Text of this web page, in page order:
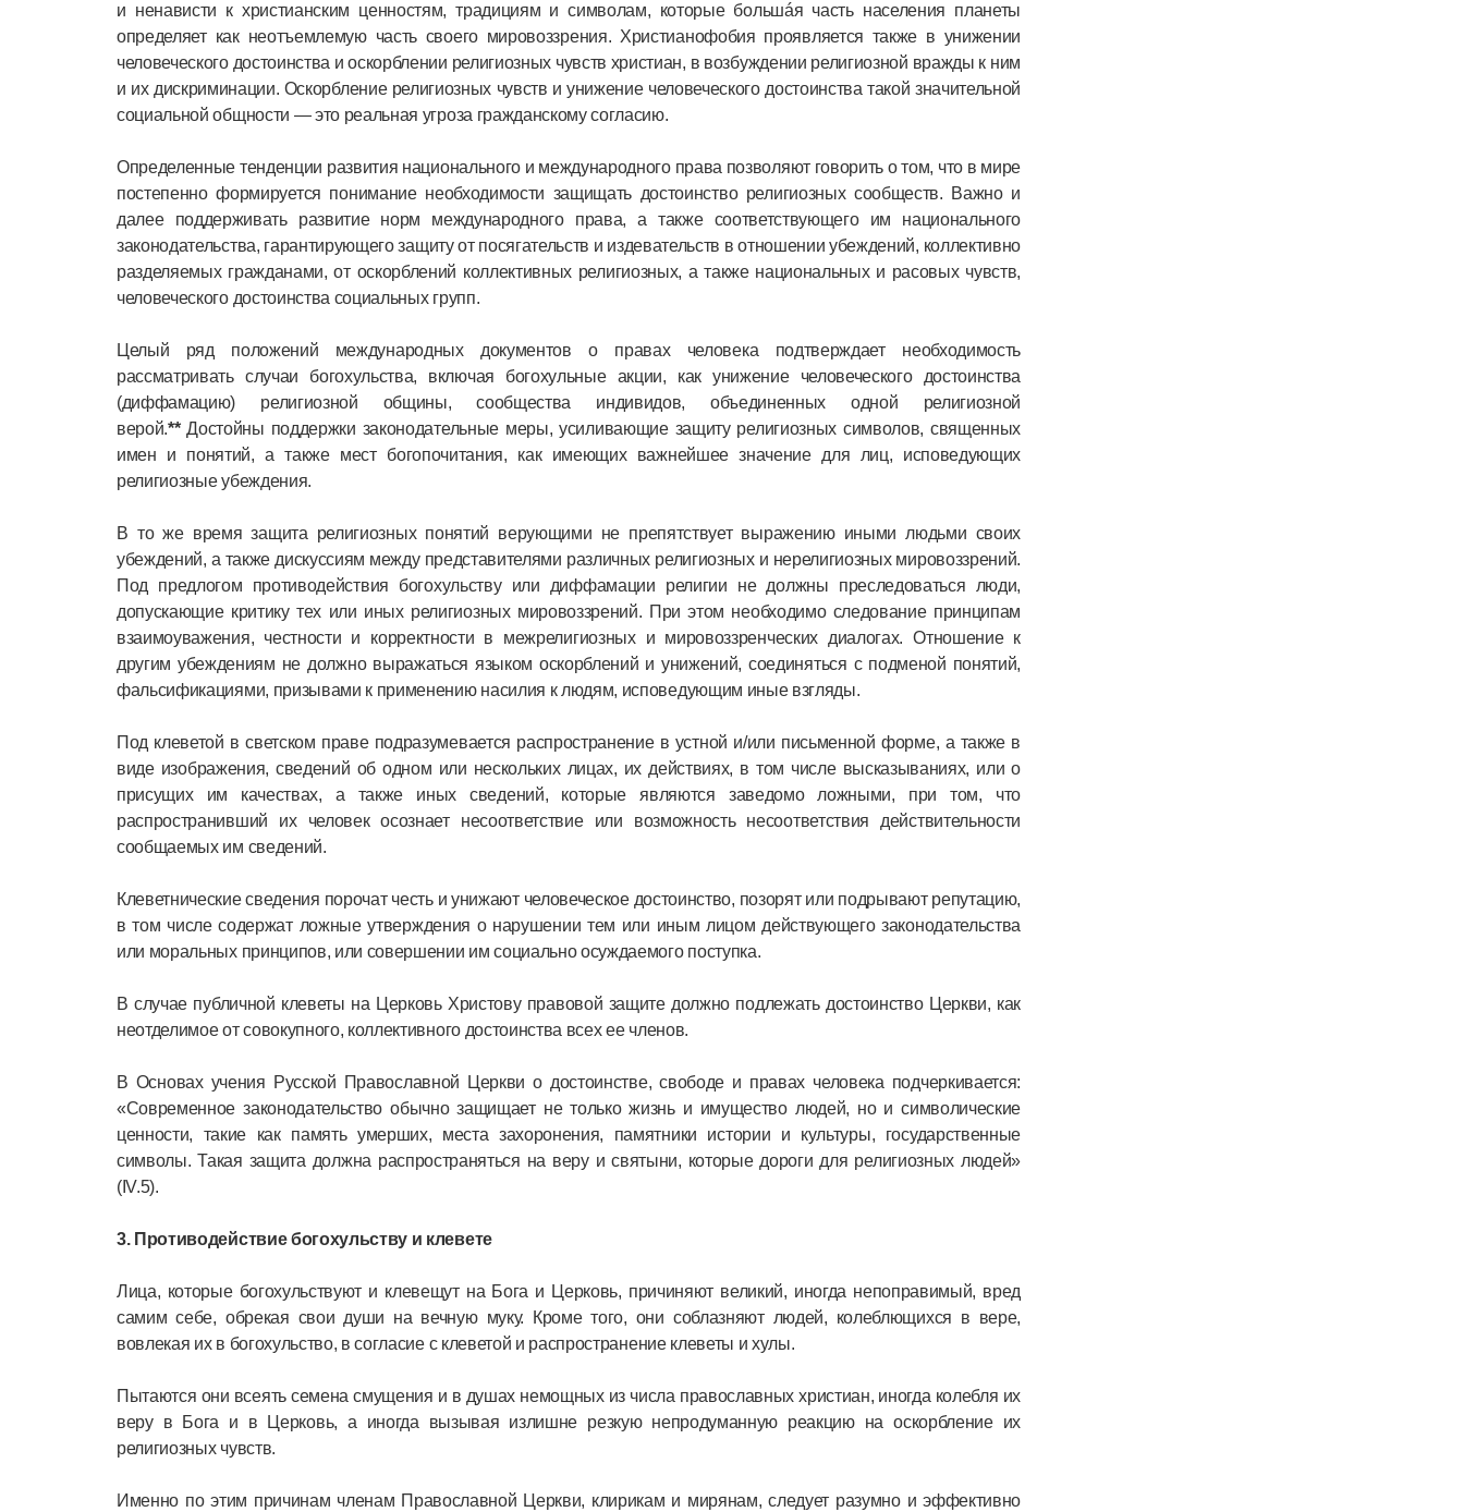
и ненависти к христианским ценностям, традициям и символам, которые большáя часть населения планеты
определяет как неотъемлемую часть своего мировоззрения. Христианофобия проявляется также в унижении
человеческого достоинства и оскорблении религиозных чувств христиан, в возбуждении религиозной вражды к ним
и их дискриминации. Оскорбление религиозных чувств и унижение человеческого достоинства такой значительной
социальной общности ― это реальная угроза гражданскому согласию.
Определенные тенденции развития национального и международного права позволяют говорить о том, что в мире
постепенно формируется понимание необходимости защищать достоинство религиозных сообществ. Важно и
далее поддерживать развитие норм международного права, а также соответствующего им национального
законодательства, гарантирующего защиту от посягательств и издевательств в отношении убеждений, коллективно
разделяемых гражданами, от оскорблений коллективных религиозных, а также национальных и расовых чувств,
человеческого достоинства социальных групп.
Целый ряд положений международных документов о правах человека подтверждает необходимость
рассматривать случаи богохульства, включая богохульные акции, как унижение человеческого достоинства
(диффамацию) религиозной общины, сообщества индивидов, объединенных одной религиозной
верой.**Достойны поддержки законодательные меры, усиливающие защиту религиозных символов, священных
имен и понятий, а также мест богопочитания, как имеющих важнейшее значение для лиц, исповедующих
религиозные убеждения.
В то же время защита религиозных понятий верующими не препятствует выражению иными людьми своих
убеждений, а также дискуссиям между представителями различных религиозных и нерелигиозных мировоззрений.
Под предлогом противодействия богохульству или диффамации религии не должны преследоваться люди,
допускающие критику тех или иных религиозных мировоззрений. При этом необходимо следование принципам
взаимоуважения, честности и корректности в межрелигиозных и мировоззренческих диалогах. Отношение к
другим убеждениям не должно выражаться языком оскорблений и унижений, соединяться с подменой понятий,
фальсификациями, призывами к применению насилия к людям, исповедующим иные взгляды.
Под клеветой в светском праве подразумевается распространение в устной и/или письменной форме, а также в
виде изображения, сведений об одном или нескольких лицах, их действиях, в том числе высказываниях, или о
присущих им качествах, а также иных сведений, которые являются заведомо ложными, при том, что
распространивший их человек осознает несоответствие или возможность несоответствия действительности
сообщаемых им сведений.
Клеветнические сведения порочат честь и унижают человеческое достоинство, позорят или подрывают репутацию,
в том числе содержат ложные утверждения о нарушении тем или иным лицом действующего законодательства
или моральных принципов, или совершении им социально осуждаемого поступка.
В случае публичной клеветы на Церковь Христову правовой защите должно подлежать достоинство Церкви, как
неотделимое от совокупного, коллективного достоинства всех ее членов.
В Основах учения Русской Православной Церкви о достоинстве, свободе и правах человека подчеркивается:
«Современное законодательство обычно защищает не только жизнь и имущество людей, но и символические
ценности, такие как память умерших, места захоронения, памятники истории и культуры, государственные
символы. Такая защита должна распространяться на веру и святыни, которые дороги для религиозных людей»
(IV.5).
3. Противодействие богохульству и клевете
Лица, которые богохульствуют и клевещут на Бога и Церковь, причиняют великий, иногда непоправимый, вред
самим себе, обрекая свои души на вечную муку. Кроме того, они соблазняют людей, колеблющихся в вере,
вовлекая их в богохульство, в согласие с клеветой и распространение клеветы и хулы.
Пытаются они всеять семена смущения и в душах немощных из числа православных христиан, иногда колебля их
веру в Бога и в Церковь, а иногда вызывая излишне резкую непродуманную реакцию на оскорбление их
религиозных чувств.
Именно по этим причинам членам Православной Церкви, клирикам и мирянам, следует разумно и эффективно